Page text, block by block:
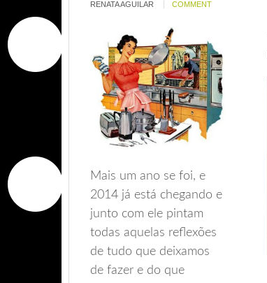
RENATA AGUILAR
COMMENT
Mais um ano se foi, e
2014 já está chegando e
junto com ele pintam
todas aquelas reflexões
de tudo que deixamos
de fazer e do que